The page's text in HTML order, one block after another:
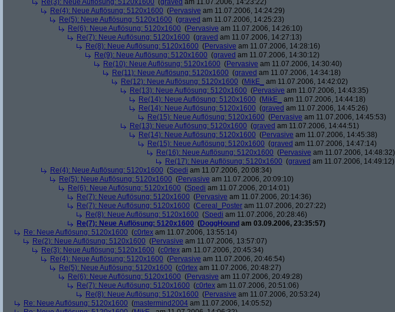
Re(3): Neue Auflösung: 5120x1600 (graved am 11.07.2006, 14:23:22)
Re(4): Neue Auflösung: 5120x1600 (Pervasive am 11.07.2006, 14:24:29)
Re(5): Neue Auflösung: 5120x1600 (graved am 11.07.2006, 14:25:23)
Re(6): Neue Auflösung: 5120x1600 (Pervasive am 11.07.2006, 14:26:10)
Re(7): Neue Auflösung: 5120x1600 (graved am 11.07.2006, 14:27:13)
Re(8): Neue Auflösung: 5120x1600 (Pervasive am 11.07.2006, 14:28:16)
Re(9): Neue Auflösung: 5120x1600 (graved am 11.07.2006, 14:30:12)
Re(10): Neue Auflösung: 5120x1600 (Pervasive am 11.07.2006, 14:30:40)
Re(11): Neue Auflösung: 5120x1600 (graved am 11.07.2006, 14:34:18)
Re(12): Neue Auflösung: 5120x1600 (MikE_
am 11.07.2006, 14:42:02)
Re(13): Neue Auflösung: 5120x1600 (Pervasive am 11.07.2006, 14:43:35)
Re(14): Neue Auflösung: 5120x1600 (MikE_
am 11.07.2006, 14:44:18)
Re(14): Neue Auflösung: 5120x1600 (graved am 11.07.2006, 14:45:26)
Re(15): Neue Auflösung: 5120x1600 (Pervasive am 11.07.2006, 14:45:53)
Re(13): Neue Auflösung: 5120x1600 (graved am 11.07.2006, 14:44:51)
Re(14): Neue Auflösung: 5120x1600 (Pervasive am 11.07.2006, 14:45:38)
Re(15): Neue Auflösung: 5120x1600 (graved am 11.07.2006, 14:47:14)
Re(16): Neue Auflösung: 5120x1600 (Pervasive am 11.07.2006, 14:48:32)
Re(17): Neue Auflösung: 5120x1600 (graved am 11.07.2006, 14:49:12)
Re(4): Neue Auflösung: 5120x1600 (Spedi am 11.07.2006, 20:08:34)
Re(5): Neue Auflösung: 5120x1600 (Pervasive am 11.07.2006, 20:09:10)
Re(6): Neue Auflösung: 5120x1600 (Spedi am 11.07.2006, 20:14:01)
Re(7): Neue Auflösung: 5120x1600 (Pervasive am 11.07.2006, 20:14:36)
Re(7): Neue Auflösung: 5120x1600 (Cereal_Poster am 11.07.2006, 20:27:22)
Re(8): Neue Auflösung: 5120x1600 (Spedi am 11.07.2006, 20:28:46)
Re(7): Neue Auflösung: 5120x1600 (DoggHound am 03.09.2006, 23:35:57)
Re: Neue Auflösung: 5120x1600 (c0rtex am 11.07.2006, 13:55:14)
Re(2): Neue Auflösung: 5120x1600 (Pervasive am 11.07.2006, 13:57:07)
Re(3): Neue Auflösung: 5120x1600 (c0rtex am 11.07.2006, 20:45:34)
Re(4): Neue Auflösung: 5120x1600 (Pervasive am 11.07.2006, 20:46:54)
Re(5): Neue Auflösung: 5120x1600 (c0rtex am 11.07.2006, 20:48:27)
Re(6): Neue Auflösung: 5120x1600 (Pervasive am 11.07.2006, 20:49:28)
Re(7): Neue Auflösung: 5120x1600 (c0rtex am 11.07.2006, 20:51:06)
Re(8): Neue Auflösung: 5120x1600 (Pervasive am 11.07.2006, 20:53:24)
Re: Neue Auflösung: 5120x1600 (mastermind2004 am 11.07.2006, 14:05:52)